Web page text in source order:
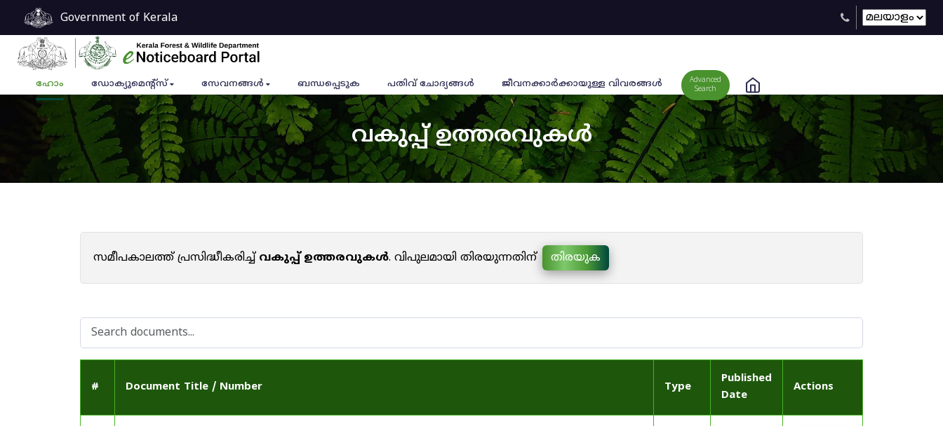
Government of Kerala
ഹോം ഡോക്യുമെൻ്റ്സ് സേവനങ്ങൾ ബന്ധപ്പെടുക പതിവ് ചോദ്യങ്ങൾ ജീവനക്കാര്‍ക്കായുള്ള വിവരങ്ങള്‍
Advanced
Search
വകുപ്പ് ഉത്തരവുകൾ
സമീപകാലത്ത് പ്രസിദ്ധീകരിച്ച്വകുപ്പ് ഉത്തരവുകൾ. വിപുലമായി തിരയുന്നതിന് തിരയുക
# Document Title / Number Type
Published
Date
Actions